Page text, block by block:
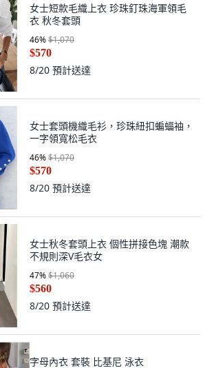
女士短款毛織上衣 珍珠釘珠海軍領毛
衣 秋冬套頭
46%$1,070
$570
8/20 預計送達
女士套頭機織毛衫，珍珠紐扣蝙蝠袖，
一字領寬松毛衣
46%$1,070
$570
8/20 預計送達
女士秋冬套頭上衣 個性拼接色塊 潮款
不規則深V毛衣女
47%$1,060
$560
8/20 預計送達
字母內衣 套裝 比基尼 泳衣